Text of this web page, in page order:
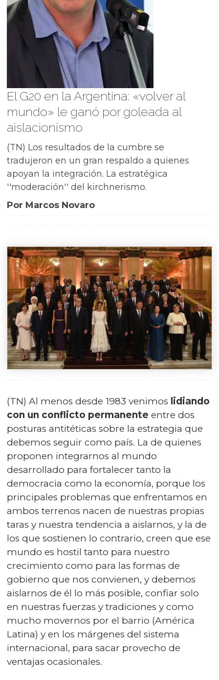
El G20 en la Argentina: «volver al
mundo» le ganó por goleada al
aislacionismo
(TN) Los resultados de la cumbre se
tradujeron en un gran respaldo a quienes
apoyan la integración. La estratégica
''moderación'' del kirchnerismo.
Por Marcos Novaro
(TN) Al menos desde 1983 venimos lidiando
con un conflicto permanente entre dos
posturas antitéticas sobre la estrategia que
debemos seguir como país. La de quienes
proponen integrarnos al mundo
desarrollado para fortalecer tanto la
democracia como la economía, porque los
principales problemas que enfrentamos en
ambos terrenos nacen de nuestras propias
taras y nuestra tendencia a aislarnos, y la de
los que sostienen lo contrario, creen que ese
mundo es hostil tanto para nuestro
crecimiento como para las formas de
gobierno que nos convienen, y debemos
aislarnos de él lo más posible, confiar solo
en nuestras fuerzas y tradiciones y como
mucho movernos por el barrio (América
Latina) y en los márgenes del sistema
internacional, para sacar provecho de
ventajas ocasionales.